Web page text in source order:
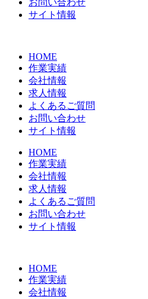
お問い合わせ
サイト情報
HOME
作業実績
会社情報
求人情報
よくあるご質問
お問い合わせ
サイト情報
HOME
作業実績
会社情報
求人情報
よくあるご質問
お問い合わせ
サイト情報
HOME
作業実績
会社情報